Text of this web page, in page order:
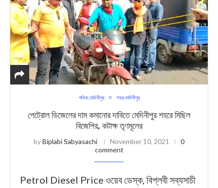
পশ্চিম মেদিনীপুর শহর মেদিনীপুর
পেট্রোল ডিজেলের দাম কমানোর দাবিতে মেদিনীপুর শহরে মিছিল
বিজেপির, কটাক্ষ তৃণমূলের
byBiplabi Sabyasachi November 10, 2021
0
comment
Petrol Diesel Price ওয়েব ডেস্ক, বিপ্লবী সব্যসাচী